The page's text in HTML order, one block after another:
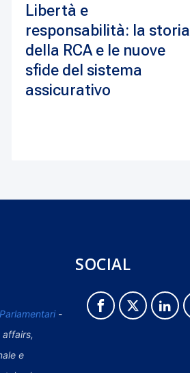
Libertà e
responsabilità: la storia
della RCA e le nuove
sfide del sistema
assicurativo
-
affairs,
e
SOCIAL